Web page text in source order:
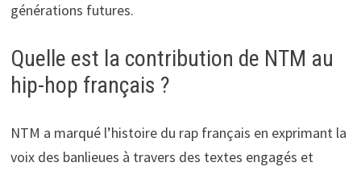
générations futures.
Quelle est la contribution de NTM au
hip-hop français ?
NTM a marqué l’histoire du rap français en exprimant la
voix des banlieues à travers des textes engagés et